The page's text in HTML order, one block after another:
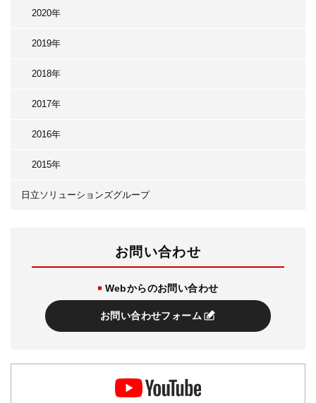
2020年
2019年
2018年
2017年
2016年
2015年
日立ソリューションズグループ
お問い合わせ
Webからのお問い合わせ
お問い合わせフォーム